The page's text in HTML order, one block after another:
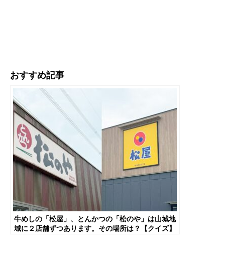
おすすめ記事
牛めしの「松屋」、とんかつの「松のや」は山城地
域に２店舗ずつあります。その場所は？【クイズ】